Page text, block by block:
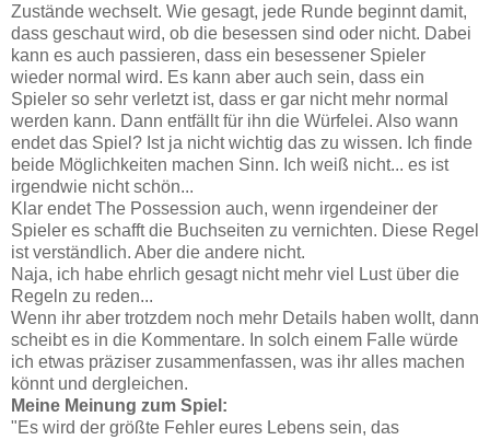
Zustände wechselt. Wie gesagt, jede Runde beginnt damit,
dass geschaut wird, ob die besessen sind oder nicht. Dabei
kann es auch passieren, dass ein besessener Spieler
wieder normal wird. Es kann aber auch sein, dass ein
Spieler so sehr verletzt ist, dass er gar nicht mehr normal
werden kann. Dann entfällt für ihn die Würfelei. Also wann
endet das Spiel? Ist ja nicht wichtig das zu wissen. Ich finde
beide Möglichkeiten machen Sinn. Ich weiß nicht... es ist
irgendwie nicht schön...
Klar endet The Possession auch, wenn irgendeiner der
Spieler es schafft die Buchseiten zu vernichten. Diese Regel
ist verständlich. Aber die andere nicht.
Naja, ich habe ehrlich gesagt nicht mehr viel Lust über die
Regeln zu reden...
Wenn ihr aber trotzdem noch mehr Details haben wollt, dann
scheibt es in die Kommentare. In solch einem Falle würde
ich etwas präziser zusammenfassen, was ihr alles machen
könnt und dergleichen.
Meine Meinung zum Spiel:
"Es wird der größte Fehler eures Lebens sein, das